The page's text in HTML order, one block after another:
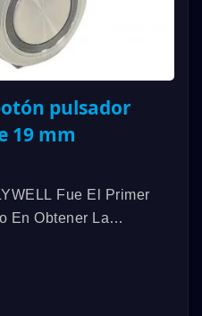
pulsador
19 mm
Fue El Primer
En Obtener La
Características